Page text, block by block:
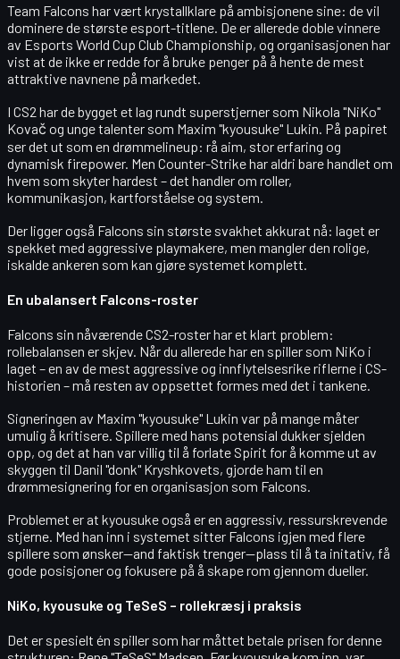
Team Falcons har vært krystallklare på ambisjonene sine: de vil
dominere de største esport-titlene. De er allerede doble vinnere
av Esports World Cup Club Championship, og organisasjonen har
vist at de ikke er redde for å bruke penger på å hente de mest
attraktive navnene på markedet.
I CS2 har de bygget et lag rundt superstjerner som Nikola "NiKo"
Kovač og unge talenter som Maxim "kyousuke" Lukin. På papiret
ser det ut som en drømmelineup: rå aim, stor erfaring og
dynamisk firepower. Men Counter-Strike har aldri bare handlet om
hvem som skyter hardest – det handler om roller,
kommunikasjon, kartforståelse og system.
Der ligger også Falcons sin største svakhet akkurat nå: laget er
spekket med aggressive playmakere, men mangler den rolige,
iskalde ankeren som kan gjøre systemet komplett.
En ubalansert Falcons-roster
Falcons sin nåværende CS2-roster har et klart problem:
rollebalansen er skjev. Når du allerede har en spiller som NiKo i
laget – en av de mest aggressive og innflytelsesrike riflerne i CS-
historien – må resten av oppsettet formes med det i tankene.
Signeringen av Maxim "kyousuke" Lukin var på mange måter
umulig å kritisere. Spillere med hans potensial dukker sjelden
opp, og det at han var villig til å forlate Spirit for å komme ut av
skyggen til Danil "donk" Kryshkovets, gjorde ham til en
drømmesignering for en organisasjon som Falcons.
Problemet er at kyousuke også er en aggressiv, ressurskrevende
stjerne. Med han inn i systemet sitter Falcons igjen med flere
spillere som ønsker—and faktisk trenger—plass til å ta initativ, få
gode posisjoner og fokusere på å skape rom gjennom dueller.
NiKo, kyousuke og TeSeS – rollekræsj i praksis
Det er spesielt én spiller som har måttet betale prisen for denne